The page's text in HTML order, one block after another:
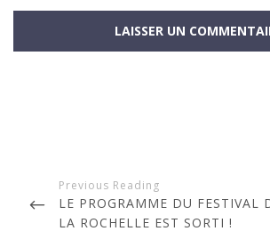
P
R
LE PROGRAMME DU FESTIVAL
LA ROCHELLE EST SORTI !